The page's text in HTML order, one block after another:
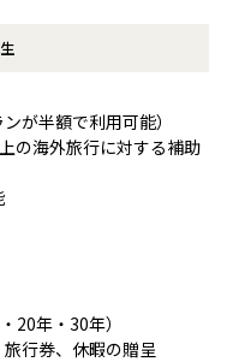
が半額で利用可能）
の海外旅行に対する補助
20年・30年）
行券、休暇の贈呈